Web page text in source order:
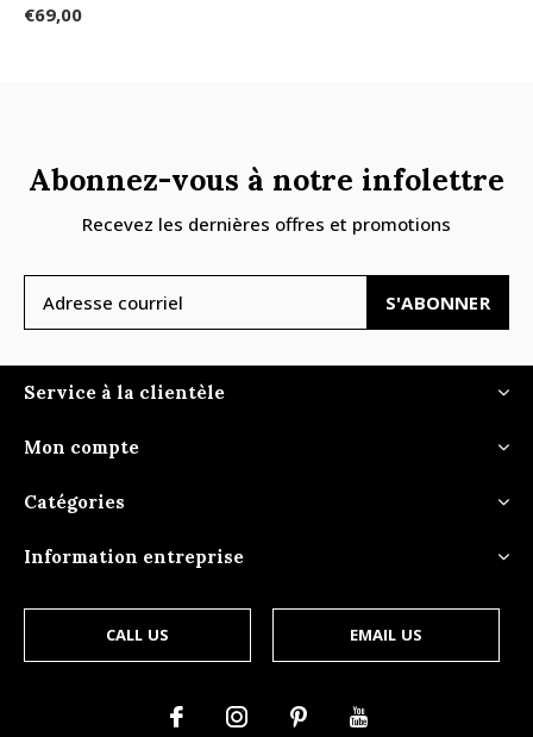
€69,00
Abonnez-vous à notre infolettre
Recevez les dernières offres et promotions
S'ABONNER
Service à la clientèle
Mon compte
Catégories
Information entreprise
CALL US EMAIL US